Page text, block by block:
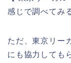
感じで調べてみ
ただ、東京リー
にも協力しても